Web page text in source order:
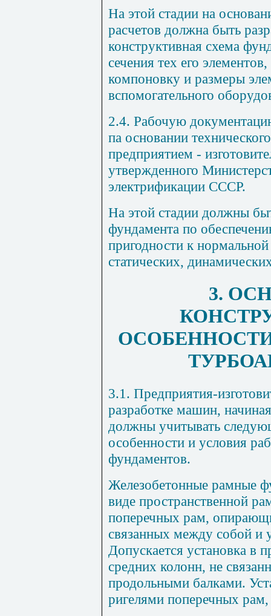
На этой стадии на
расчетов должна быть
конструктивная схема
сечения тех его
компоновку и размеры
вспомогательного
2.4. Рабочую
па основании
предприятием -
утвержденного
электрификации СССР.
На этой стадии должны
фундамента по
пригодности к
статических,
3.
3.1. Предприятия-
разработке машин,
должны учитывать
особенности и условия
фундаментов.
Железобетонные рамные
виде пространственной
поперечных рам,
связанных между собой и
Допускается установка в
средних колонн, не
продольными балками.
ригелями поперечных